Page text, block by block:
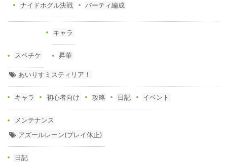
ナイドホグル決戦 パーティ編成
スペチケ
キャラ
昇華
あいりすミスティリア！
キャラ 初心者向け 攻略 日記 イベント
メンテナンス
アズールレーン(プレイ休止)
日記